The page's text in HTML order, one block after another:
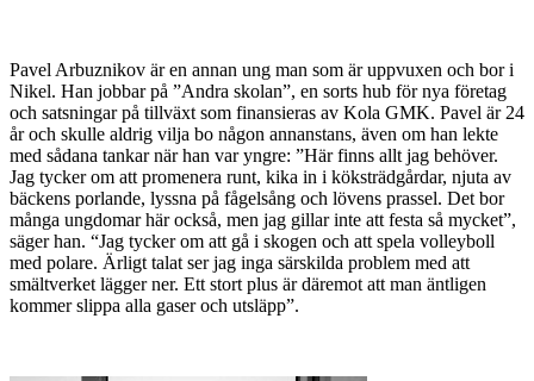
Pavel Arbuznikov är en annan ung man som är uppvuxen och bor i
Nikel. Han jobbar på ”Andra skolan”, en sorts hub för nya företag
och satsningar på tillväxt som finansieras av Kola GMK. Pavel är 24
år och skulle aldrig vilja bo någon annanstans, även om han lekte
med sådana tankar när han var yngre: ”Här finns allt jag behöver.
Jag tycker om att promenera runt, kika in i köksträdgårdar, njuta av
bäckens porlande, lyssna på fågelsång och lövens prassel. Det bor
många ungdomar här också, men jag gillar inte att festa så mycket”,
säger han. “Jag tycker om att gå i skogen och att spela volleyboll
med polare. Ärligt talat ser jag inga särskilda problem med att
smältverket lägger ner. Ett stort plus är däremot att man äntligen
kommer slippa alla gaser och utsläpp”.